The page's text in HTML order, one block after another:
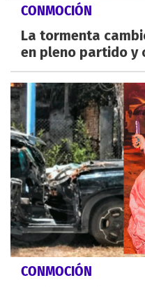
CONMOCIÓN
La tormenta
en pleno partido y
CONMOCIÓN